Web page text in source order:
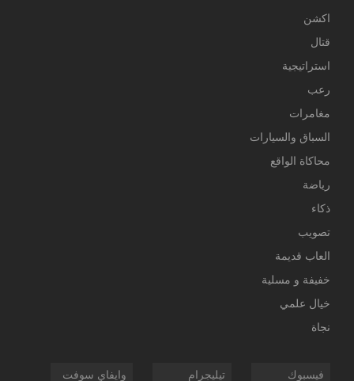
اكشن
قتال
استراتيجية
رعب
مغامرات
السباق والسيارات
محاكاة الواقع
رياضة
ذكاء
تصويب
العاب قديمة
خفيفة و مسلية
خيال علمي
نجاة
فيسبوك تيليجرام وايفاي سوفت